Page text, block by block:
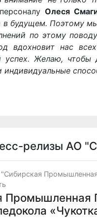
Олеся
в будущем. Поэтому
по этому
вдохновит нас
успех. Желаю,
индивидуальные
релизы АО
Промышленная